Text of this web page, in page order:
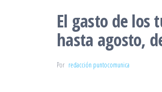
El gasto de los
hasta agosto,
Por redacción puntocomunica